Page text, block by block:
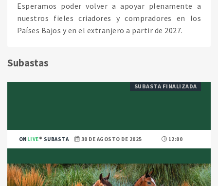
Esperamos poder volver a apoyar plenamente a
nuestros fieles criadores y compradores en los
Países Bajos y en el extranjero a partir de 2027.
Subastas
SUBASTA FINALIZADA
ON LIVE SUBASTA 30 DE AGOSTO DE 2025 12:00